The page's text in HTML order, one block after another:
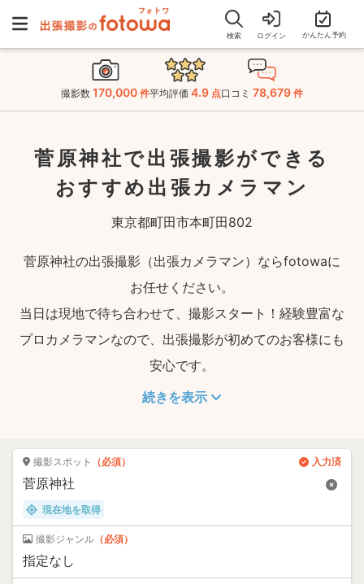
検索 ログイン かんたん予約
撮影数 170,000 件平均評価 4.9 点口コミ 78,679 件
菅原神社で出張撮影ができる
おすすめ出張カメラマン
東京都町田市本町田802
菅原神社の出張撮影（出張カメラマン）ならfotowaに
お任せください。
当日は現地で待ち合わせて、撮影スタート！経験豊富な
プロカメラマンなので、出張撮影が初めてのお客様にも
安心です。
続きを表示
撮影スポット （必須） 入力済
現在地を取得
撮影ジャンル （必須）